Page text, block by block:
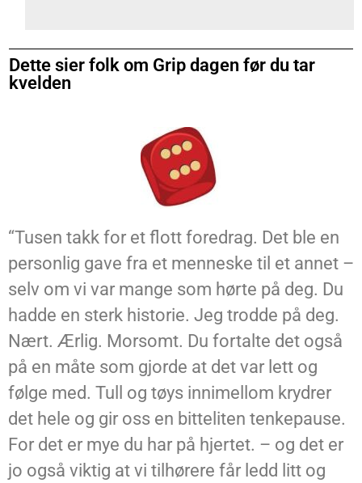
Dette sier folk om Grip dagen før du tar
kvelden
“Tusen takk for et flott foredrag. Det ble en
personlig gave fra et menneske til et annet –
selv om vi var mange som hørte på deg. Du
hadde en sterk historie. Jeg trodde på deg.
Nært. Ærlig. Morsomt. Du fortalte det også
på en måte som gjorde at det var lett og
følge med. Tull og tøys innimellom krydrer
det hele og gir oss en bitteliten tenkepause.
For det er mye du har på hjertet. – og det er
jo også viktig at vi tilhørere får ledd litt og